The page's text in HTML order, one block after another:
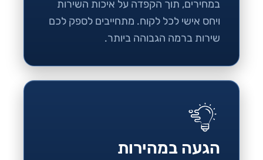
במחירים, תוך הקפדה על איכות השירות
ויחס אישי לכל לקוח. מתחייבים לספק לכם
שירות ברמה הגבוהה ביותר.
הגעה במהירות